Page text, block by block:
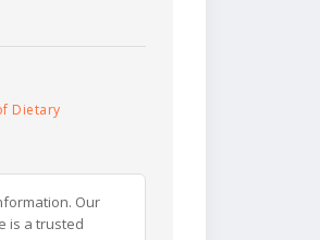
Dietary
Our
is a trusted